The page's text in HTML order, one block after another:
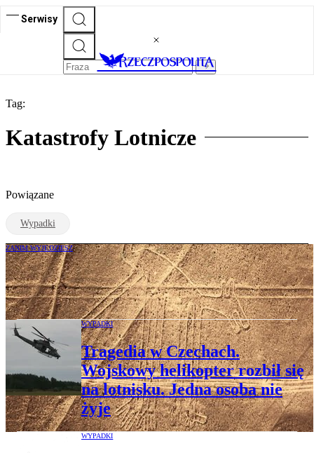
Serwisy
Tag:
Katastrofy Lotnicze
Powiązane
Wypadki
ZANIM WYJEDZIESZ
Katastrofa samolotu w Peru. Zginęło 13
osób – turyści i załoga
WYPADKI
Tragedia w Czechach.
Wojskowy helikopter rozbił się
na lotnisku. Jedna osoba nie
żyje
WYPADKI